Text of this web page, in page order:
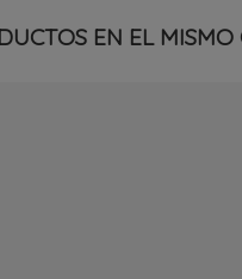
EN EL MISMO